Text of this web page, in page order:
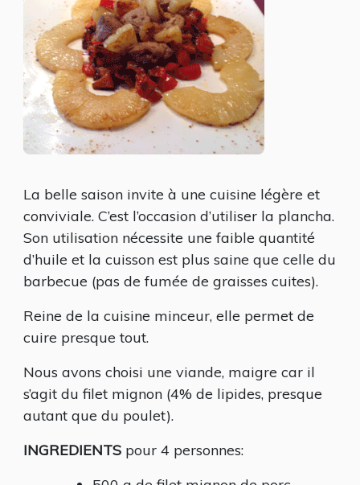
PORC,
POIVRONS
ET
ANANAS
La belle saison invite à une cuisine légère et
conviviale. C’est l’occasion d’utiliser la plancha.
Son utilisation nécessite une faible quantité
d’huile et la cuisson est plus saine que celle du
barbecue (pas de fumée de graisses cuites).
Reine de la cuisine minceur, elle permet de
cuire presque tout.
Nous avons choisi une viande, maigre car il
s’agit du filet mignon (4% de lipides, presque
autant que du poulet).
INGREDIENTS pour 4 personnes: